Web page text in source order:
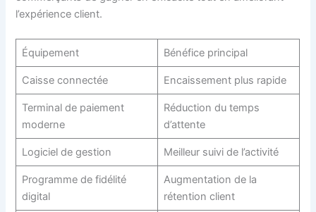
l’expérience client.
Équipement Bénéfice principal
Caisse connectée Encaissement plus rapide
Terminal de paiement
moderne
Réduction du temps
d’attente
Logiciel de gestion Meilleur suivi de l’activité
Programme de fidélité
digital
Augmentation de la
rétention client